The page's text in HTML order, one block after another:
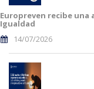
Europreven recibe una
Igualdad
14/07/2026